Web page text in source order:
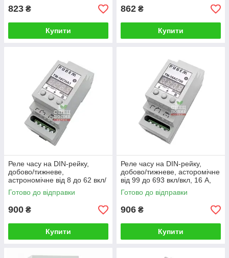
823 ₴
Купити
862 ₴
Купити
Реле часу на DIN-рейку,
добово/тижневе,
астрономічне від 8 до 62 вкл/
вкл, 16 А, 3,5 кВт, "RUBEZH"
ТМ-16СНА1, таймер
Готово до відправки
900 ₴
Купити
Реле часу на DIN-рейку,
добово/тижневе, асторомічне
від 99 до 693 вкл/вкл, 16 А,
3,5 кВт, "RUBEZH"
ТМ-16АС700, таймер
Готово до відправки
906 ₴
Купити